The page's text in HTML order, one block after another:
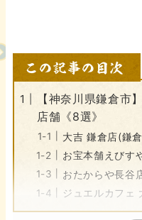
【神奈川県鎌倉市
店舗《8選》
大吉 鎌倉店(鎌
お宝本舗えびす
おたからや長谷
ジュエルカフェ